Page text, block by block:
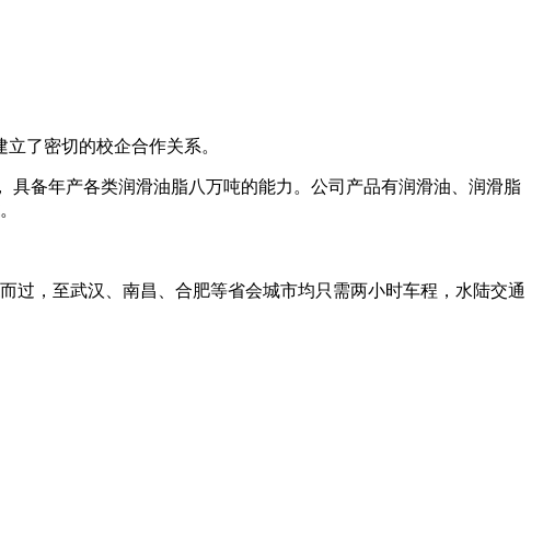
了密切的校企合作关系。
备年产各类润滑油脂八万吨的能力。公司产品有润滑油、润滑脂
过，至武汉、南昌、合肥等省会城市均只需两小时车程，水陆交通